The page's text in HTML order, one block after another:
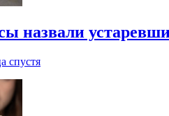
назвали
спустя